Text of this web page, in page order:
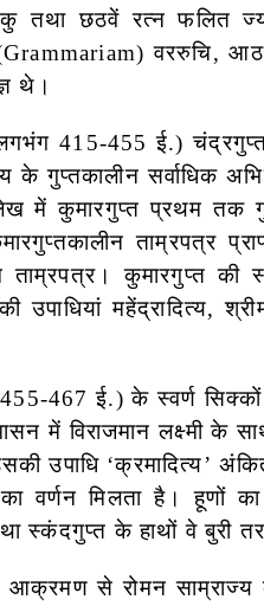
तथा छठवें रत्न फलित
(Grammariam) वररुचि,
थे।
415-455 ई.) चंद्रगुप्त
गुप्तकालीन सर्वाधिक
कुमारगुप्त प्रथम तक
ताम्रपत्र
ताम्रपत्र। कुमारगुप्त की
उपाधियां महेंद्रादित्य,
467 ई.) के स्वर्ण
में विराजमान लक्ष्मी के
उपाधि ‘क्रमादित्य’
वर्णन मिलता है। हूणों
के हाथों वे बुरी
से रोमन साम्राज्य